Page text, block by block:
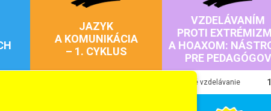
JAZYK
A KOMUNIKÁCIA
– 1. CYKLUS
VZDELÁVANÍM
PROTI
A HOAXOM:
PRE PEDAGÓGOV
Inovačné vzdelávanie